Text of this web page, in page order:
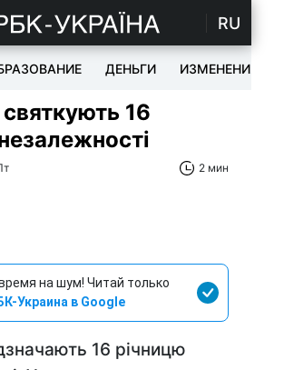
RU
ДЕНЬГИ ИЗМЕНЕНИЯ
святкують 16
2 мин
на шум! Читай только
Украина в Google
16 річницю